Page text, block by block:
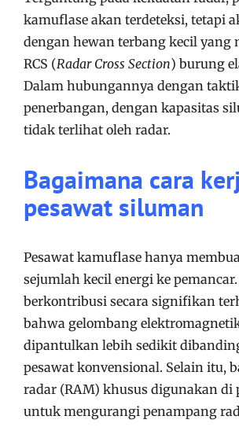
kamuflase akan terdeteksi, tetapi
dengan hewan terbang kecil yang
RCS (Radar Cross Section) burung
Dalam hubungannya dengan
penerbangan, dengan kapasitas
tidak terlihat oleh radar.
Bagaimana cara
pesawat siluman
Pesawat kamuflase hanya
sejumlah kecil energi ke
berkontribusi secara signifikan
bahwa gelombang
dipantulkan lebih sedikit
pesawat konvensional. Selain itu,
radar (RAM) khusus digunakan di
untuk mengurangi penampang